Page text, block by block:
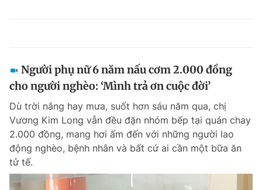
Người phụ nữ 6 năm nấu cơm 2.000 đồng
cho người nghèo: ‘Mình trả ơn cuộc đời’
Dù trời nắng hay mưa, suốt hơn sáu năm qua, chị
Vương Kim Long vẫn đều đặn nhóm bếp tại quán chay
2.000 đồng, mang hơi ấm đến với những người lao
động nghèo, bệnh nhân và bất cứ ai cần một bữa ăn
tử tế.